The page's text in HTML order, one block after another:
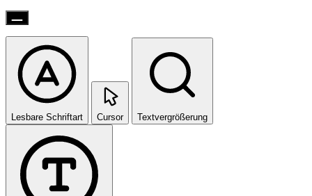
Lesbare Schriftart Cursor Textvergrößerung